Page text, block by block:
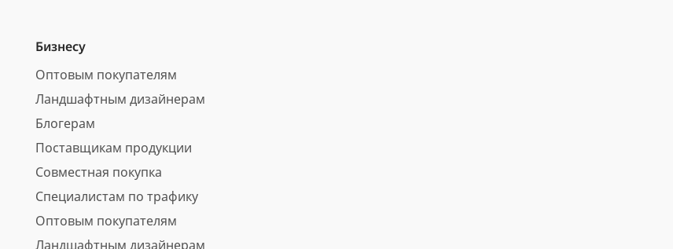
Бизнесу
Оптовым покупателям
Ландшафтным дизайнерам
Блогерам
Поставщикам продукции
Совместная покупка
Специалистам по трафику
Оптовым покупателям
Ландшафтным дизайнерам